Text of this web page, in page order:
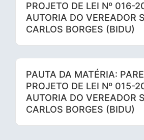
PROJETO DE LEI Nº 016-
AUTORIA DO VEREADOR
CARLOS BORGES (BIDU)
PAUTA DA MATÉRIA:
PROJETO DE LEI Nº 015-
AUTORIA DO VEREADOR
CARLOS BORGES (BIDU)